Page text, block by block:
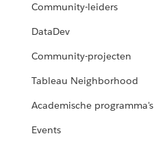
Community-leiders
DataDev
Community-projecten
Tableau Neighborhood
Academische programma's
Events